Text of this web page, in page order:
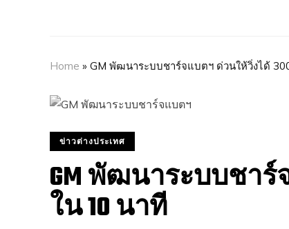
Home » GM พัฒนาระบบชาร์จแบตฯ ด่วนให้วิ่งได้
ข่าวต่างประเทศ
GM พัฒนาระบบชาร์
ใน 10 นาที